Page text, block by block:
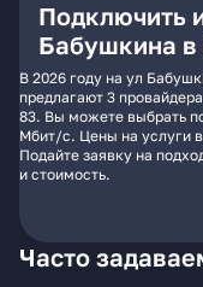
Подключить
Бабушкина в
В 2026 году на ул
предлагают 3
83. Вы можете выбрать
Мбит/с. Цены на услуги
Подайте заявку на
и стоимость.
Часто